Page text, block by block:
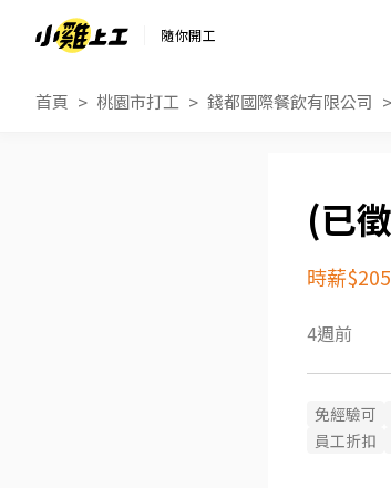
隨你開工
首頁 桃園市打工 錢都國際餐飲有限公司
時薪$205
4週前
免經驗可
員工折扣